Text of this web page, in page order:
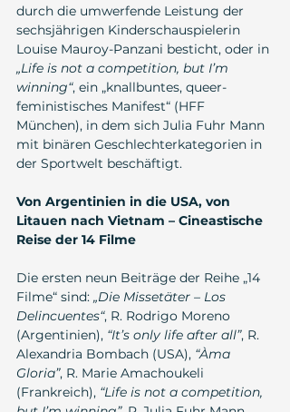
durch die umwerfende Leistung der
sechsjährigen Kinderschauspielerin
Louise Mauroy-Panzani besticht, oder in
„Life is not a competition, but I’m
winning“, ein „knallbuntes, queer-
feministisches Manifest“ (HFF
München), in dem sich Julia Fuhr Mann
mit binären Geschlechterkategorien in
der Sportwelt beschäftigt.
Von Argentinien in die USA, von
Litauen nach Vietnam – Cineastische
Reise der 14 Filme
Die ersten neun Beiträge der Reihe „14
Filme“ sind: „Die Missetäter – Los
Delincuentes“, R. Rodrigo Moreno
(Argentinien), “It’s only life after all”, R.
Alexandria Bombach (USA), “Àma
Gloria”, R. Marie Amachoukeli
(Frankreich), “Life is not a competition,